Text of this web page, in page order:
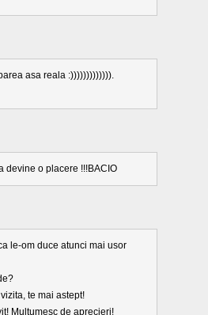
asa reala :))))))))))))).
devine o placere !!!BACIO
le-om duce atunci mai usor
te mai astept!
Multumesc de aprecieri!